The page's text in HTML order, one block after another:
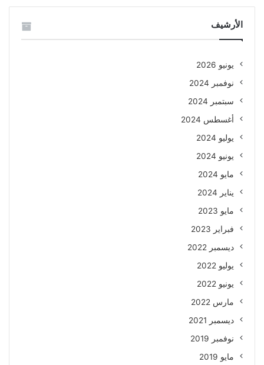
الأرشيف
يونيو 2026
نوفمبر 2024
سبتمبر 2024
أغسطس 2024
يوليو 2024
يونيو 2024
مايو 2024
يناير 2024
مايو 2023
فبراير 2023
ديسمبر 2022
يوليو 2022
يونيو 2022
مارس 2022
ديسمبر 2021
نوفمبر 2019
مايو 2019